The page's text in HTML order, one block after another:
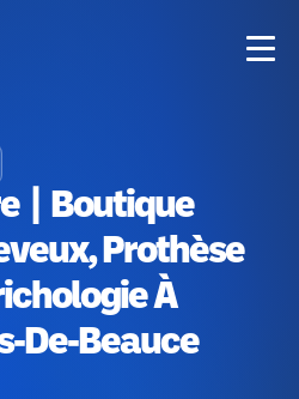
| Boutique
Prothèse
À
De-Beauce